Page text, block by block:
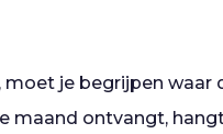
je begrijpen waar
maand ontvangt,